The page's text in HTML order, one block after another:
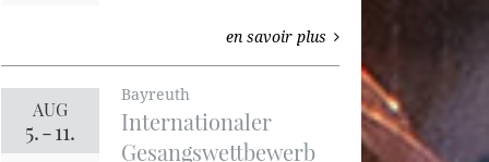
en savoir plus
AUG
5.-11.
Bayreuth
Internationaler
Gesangswettbewerb